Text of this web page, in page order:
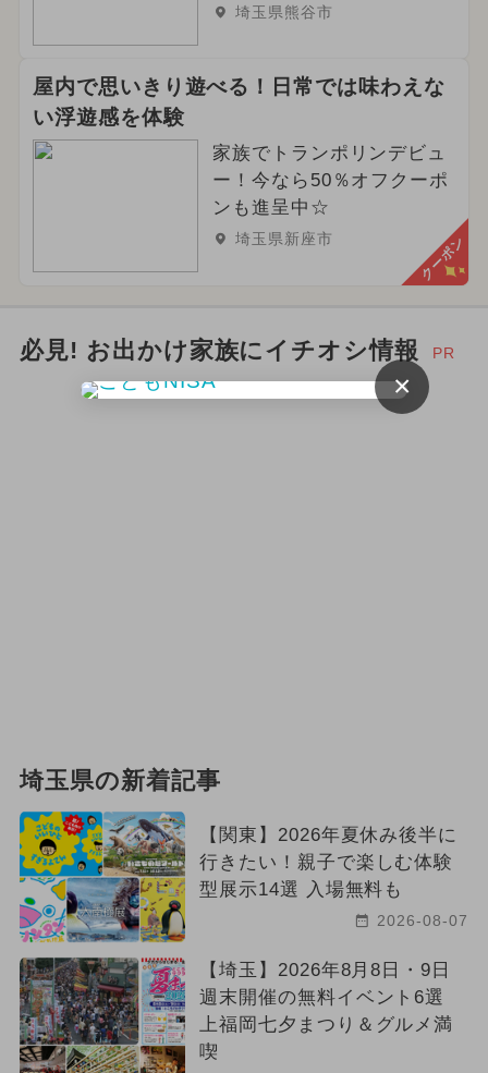
埼玉県熊谷市
屋内で思いきり遊べる！日常では味わえな
い浮遊感を体験
家族でトランポリンデビュ
ー！今なら50％オフクーポ
ンも進呈中☆
埼玉県新座市 クーポン
必見! お出かけ家族にイチオシ情報 PR
埼玉県の新着記事
【関東】2026年夏休み後半に
行きたい！親子で楽しむ体験
型展示14選 入場無料も
2026-08-07
【埼玉】2026年8月8日・9日
週末開催の無料イベント6選
上福岡七夕まつり＆グルメ満
喫
×